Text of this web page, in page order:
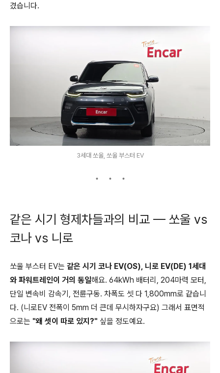
겼습니다.
3세대 쏘울, 쏘울 부스터 EV
같은 시기 형제차들과의 비교 — 쏘울 vs
코나 vs 니로
쏘울 부스터 EV는 같은 시기 코나 EV(OS), 니로 EV(DE) 1세대
와 파워트레인이 거의 동일해요. 64kWh 배터리, 204마력 모터,
단일 변속비 감속기, 전륜구동. 차폭도 셋 다 1,800mm로 같습니
다. (니로EV 전폭이 5mm 더 큰데 무시하자구요) 그래서 표면적
으로는 "왜 셋이 따로 있지?" 싶을 정도예요.